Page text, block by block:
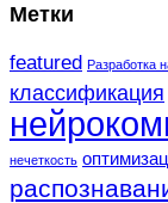
Метки
featured Разработка
классификация
нечеткость